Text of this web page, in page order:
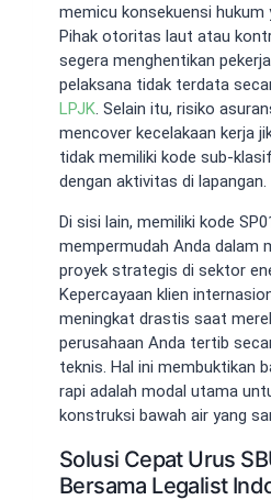
memicu konsekuensi hukum
Pihak otoritas laut atau
segera menghentikan
pelaksana tidak terdata
LPJK. Selain itu, risiko
mencover kecelakaan kerja
tidak memiliki kode sub-
dengan aktivitas di lapangan.
Di sisi lain, memiliki kode
mempermudah Anda dalam
proyek strategis di sektor
Kepercayaan klien
meningkat drastis saat
perusahaan Anda tertib
teknis. Hal ini membuktikan
rapi adalah modal utama
konstruksi bawah air yang
Solusi Cepat Urus
Bersama Legalist